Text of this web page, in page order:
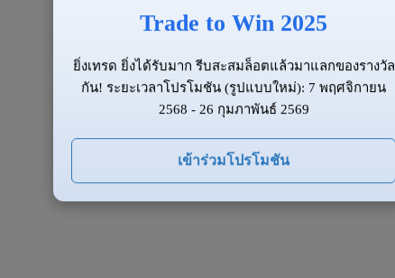
Trade to Win 2025
ยิ่งเทรด ยิ่งได้รับมาก รีบสะสมล็อตแล้วมาแลกของรางวัล
กัน! ระยะเวลาโปรโมชัน (รูปแบบใหม่): 7 พฤศจิกายน
2568 - 26 กุมภาพันธ์ 2569
เข้าร่วมโปรโมชัน